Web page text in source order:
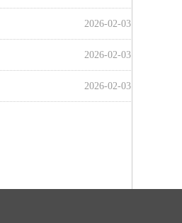
2026-02-03
2026-02-03
2026-02-03